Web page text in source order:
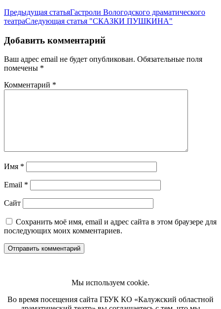
Предыдущая статьяГастроли Вологодского драматического
театраСледующая статья "СКАЗКИ ПУШКИНА"
Добавить комментарий
Ваш адрес email не будет опубликован. Обязательные поля
помечены *
Комментарий *
Имя *
Email *
Сайт
Сохранить моё имя, email и адрес сайта в этом браузере для
последующих моих комментариев.
Мы используем cookie.
Во время посещения сайта ГБУК КО «Калужский областной